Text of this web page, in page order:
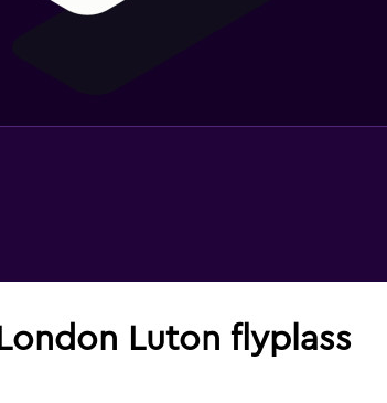
Luton flyplass